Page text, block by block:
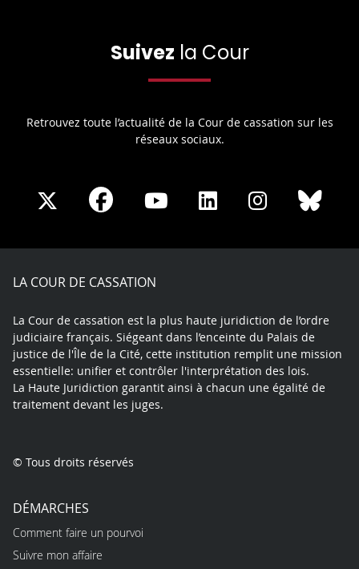
Suivez la Cour
Retrouvez toute l’actualité de la Cour de cassation sur les
réseaux sociaux.
Share
X
Share
Facebook
Share
Youtube
Share
LinkedIn
Share
Instagram
LA COUR DE CASSATION
La Cour de cassation est la plus haute juridiction de l’ordre
judiciaire français. Siégeant dans l’enceinte du Palais de
justice de l'Île de la Cité, cette institution remplit une mission
essentielle: unifier et contrôler l'interprétation des lois.
La Haute Juridiction garantit ainsi à chacun une égalité de
traitement devant les juges.
© Tous droits réservés
DÉMARCHES
Comment faire un pourvoi
Suivre mon affaire